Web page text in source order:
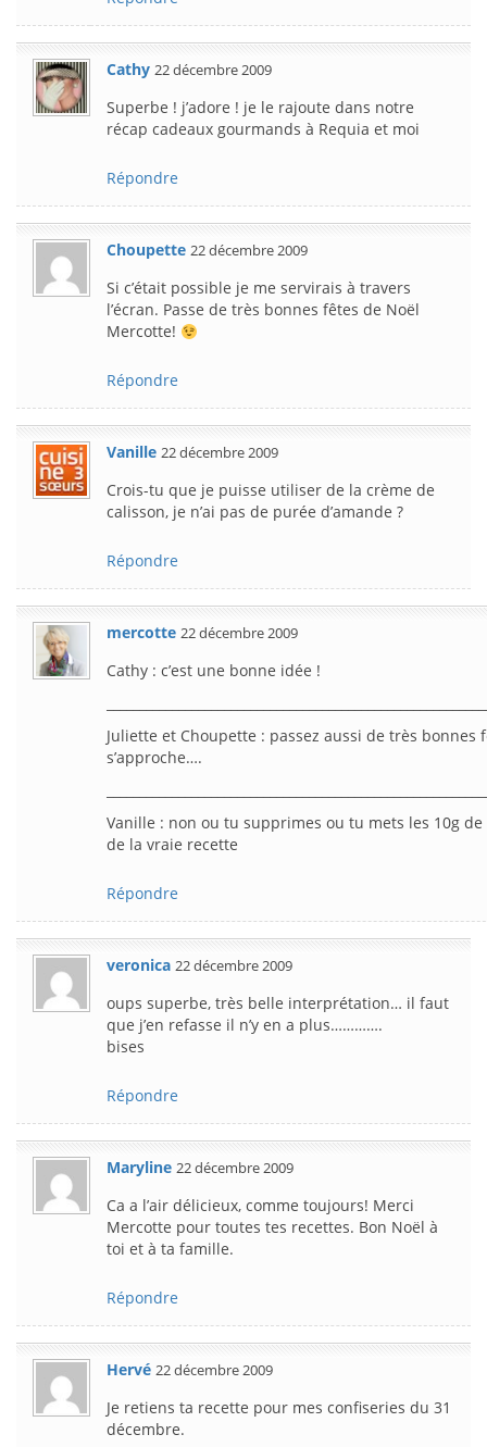
Cathy 22 décembre 2009
Superbe ! j’adore ! je le rajoute dans notre
récap cadeaux gourmands à Requia et moi
Répondre
Choupette 22 décembre 2009
Si c’était possible je me servirais à travers
l’écran. Passe de très bonnes fêtes de Noël
Mercotte!
Répondre
Vanille 22 décembre 2009
Crois-tu que je puisse utiliser de la crème de
calisson, je n’ai pas de purée d’amande ?
Répondre
mercotte 22 décembre 2009
Cathy : c’est une bonne idée !
Juliette et Choupette : passez aussi de très bonnes
s’approche….
Vanille : non ou tu supprimes ou tu mets les 10g
de la vraie recette
Répondre
veronica 22 décembre 2009
oups superbe, très belle interprétation… il faut
que j’en refasse il n’y en a plus………….
bises
Répondre
Maryline 22 décembre 2009
Ca a l’air délicieux, comme toujours! Merci
Mercotte pour toutes tes recettes. Bon Noël à
toi et à ta famille.
Répondre
Hervé 22 décembre 2009
Je retiens ta recette pour mes confiseries du 31
décembre.